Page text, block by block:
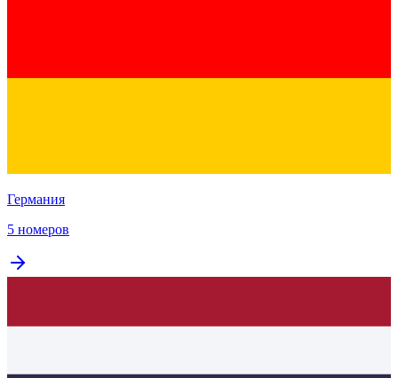
Германия
5 номеров